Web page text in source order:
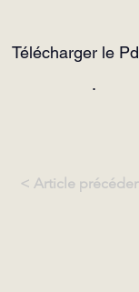
Télécharger le
.
< Article